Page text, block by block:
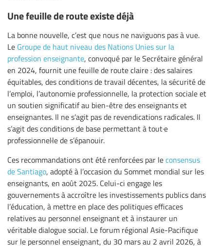
Une feuille de route existe déjà
La bonne nouvelle, c’est que nous ne naviguons pas à vue.
Le Groupe de haut niveau des Nations Unies sur la
profession enseignante, convoqué par le Secrétaire général
en 2024, fournit une feuille de route claire : des salaires
équitables, des conditions de travail décentes, la sécurité de
l’emploi, l’autonomie professionnelle, la protection sociale et
un soutien significatif au bien-être des enseignants et
enseignantes. Il ne s’agit pas de revendications radicales. Il
s’agit des conditions de base permettant à tout·e
professionnel·le de s’épanouir.
Ces recommandations ont été renforcées par leconsensus
de Santiago, adopté à l’occasion du Sommet mondial sur les
enseignants, en août 2025. Celui-ci engage les
gouvernements à accroître les investissements publics dans
l’éducation, à mettre en place des politiques efficaces
relatives au personnel enseignant et à instaurer un
véritable dialogue social. Le forum régional Asie-Pacifique
sur le personnel enseignant, du 30 mars au 2 avril 2026, à